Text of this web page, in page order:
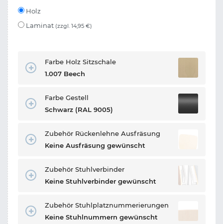
Holz
Laminat (zzgl. 14,95 €)
Farbe Holz Sitzschale
1.007 Beech
Farbe Gestell
Schwarz (RAL 9005)
Zubehör Rückenlehne Ausfräsung
Keine Ausfräsung gewünscht
Zubehör Stuhlverbinder
Keine Stuhlverbinder gewünscht
Zubehör Stuhlplatznummerierungen
Keine Stuhlnummern gewünscht